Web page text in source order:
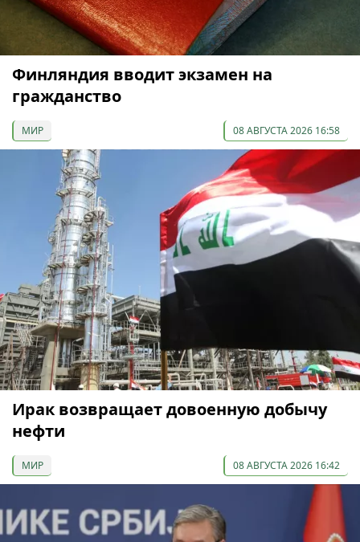
Финляндия вводит экзамен на
гражданство
МИР 08 АВГУСТА 2026 16:58
Ирак возвращает довоенную добычу
нефти
МИР 08 АВГУСТА 2026 16:42